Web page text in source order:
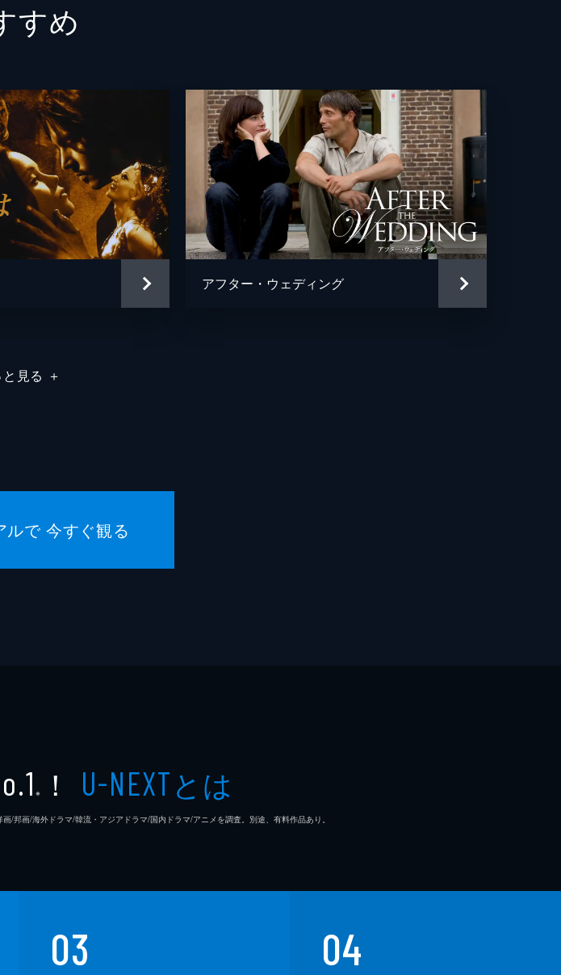
Ｊ・Ｍ・レッジャード
フェルナンド・ベラスケス
キャメロン・ラム
すめ
アフター・ウェディング
見る ＋
ルで 今すぐ観る
※ ！ U-NEXTとは
邦画/海外ドラマ/韓流・アジアドラマ/国内ドラマ/アニメを調査。別途、有料作品あり。
03 04